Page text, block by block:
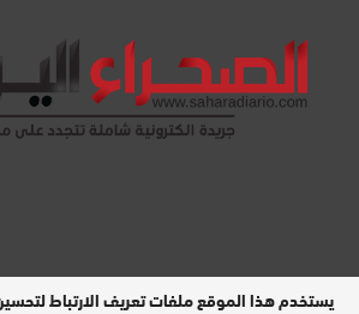
يستخدم هذا الموقع ملفات تعريف الارتباط